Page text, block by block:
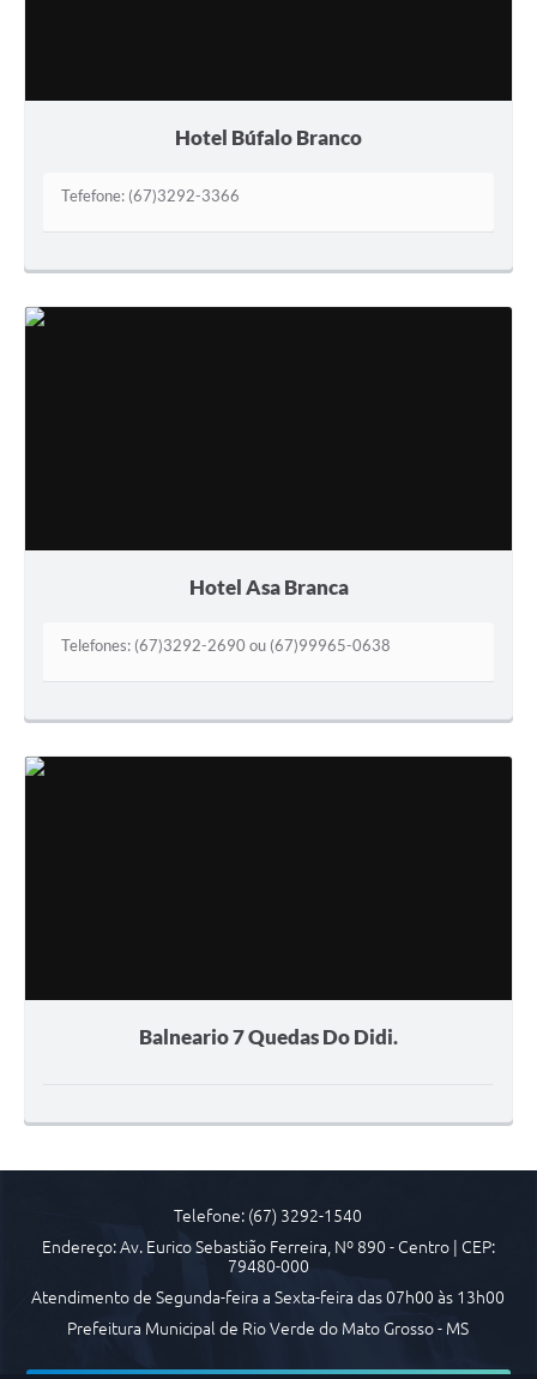
Hotel Búfalo Branco
Tefefone: (67)3292-3366
Hotel Asa Branca
Telefones: (67)3292-2690 ou (67)99965-0638
Balneario 7 Quedas Do Didi.
Telefone: (67) 3292-1540
Endereço: Av. Eurico Sebastião Ferreira, Nº 890 - Centro | CEP:
79480-000
Atendimento de Segunda-feira a Sexta-feira das 07h00 às 13h00
Prefeitura Municipal de Rio Verde do Mato Grosso - MS